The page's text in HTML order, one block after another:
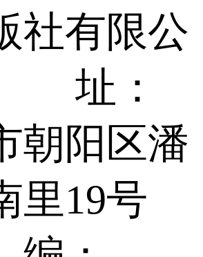
社有限公
址：
朝阳区潘
里19号